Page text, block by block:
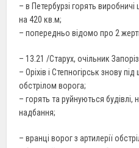
– в Петербурзі горять
на 420 кв.м;
– попередньо відомо про 2
– 13.21 /Старух, очільник
– Оріхів і Степногірськ знову
обстрілом ворога;
– горять та руйнуються
надбання;
– вранці ворог з артилерії